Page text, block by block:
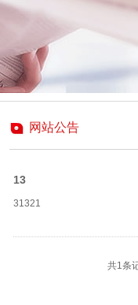
网站公告
13
31321
共1条